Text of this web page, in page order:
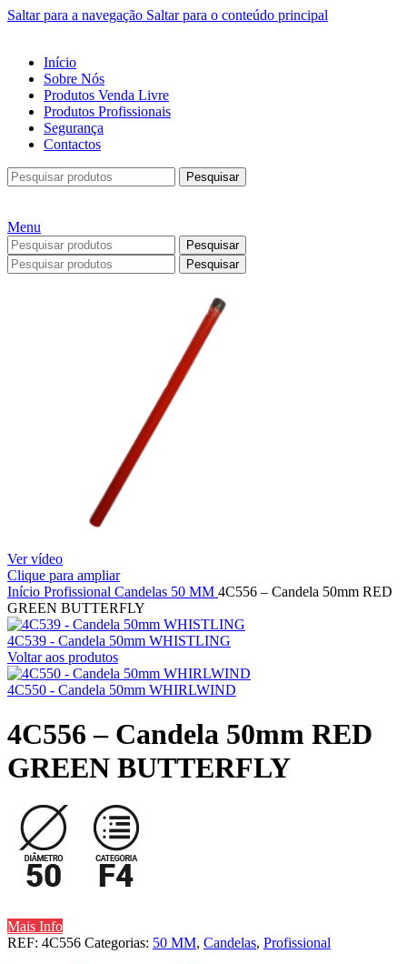
Saltar para a navegação Saltar para o conteúdo principal
Início
Sobre Nós
Produtos Venda Livre
Produtos Profissionais
Segurança
Contactos
Pesquisar
Menu
Pesquisar
Pesquisar
Ver vídeo
Clique para ampliar
Início Profissional Candelas 50 MM 4C556 – Candela 50mm RED
GREEN BUTTERFLY
4C539 - Candela 50mm WHISTLING
Voltar aos produtos
4C550 - Candela 50mm WHIRLWIND
4C556 – Candela 50mm RED
GREEN BUTTERFLY
Mais Info
REF: 4C556 Categorias: 50 MM, Candelas, Profissional